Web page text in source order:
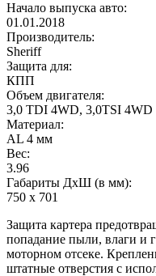
Начало выпуска авто:
01.01.2018
Производитель:
Sheriff
Защита для:
КПП
Объем двигателя:
3,0 TDI 4WD, 3,0TSI 4WD
Материал:
AL 4 мм
Вес:
3.96
Габариты ДхШ (в мм):
750 х 701
Защита картера
попадание пыли, влаги и
моторном отсеке.
штатные отверстия с